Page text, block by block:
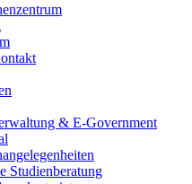
& E-Government
Studienberatung